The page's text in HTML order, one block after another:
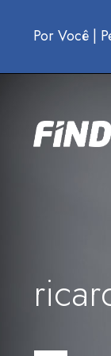
Por Você |